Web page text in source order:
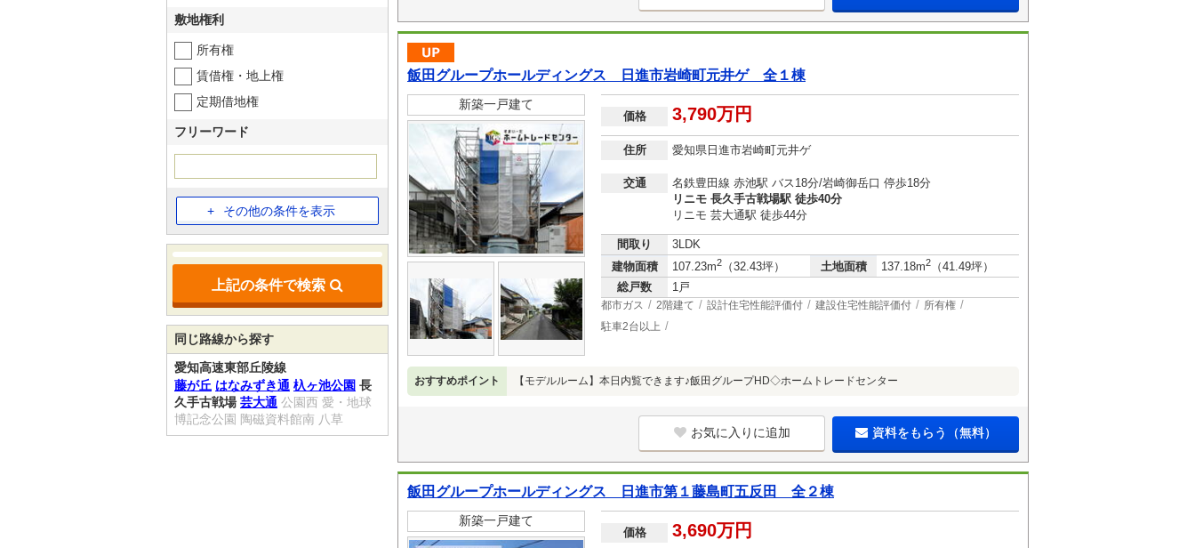
飯田グループホールディングス 日進市岩崎町元井ゲ 全１棟
新築一戸建て
価格 3,790万円
住所 愛知県日進市岩崎町元井ゲ
交通
名鉄豊田線 赤池駅 バス18分/岩崎御岳口 停歩18分
リニモ 長久手古戦場駅 徒歩40分
リニモ 芸大通駅 徒歩44分
間取り
3LDK
建物面積
107.23m2 （32.43坪） 土地面積 137.18m2
（41.49坪）
総戸数
1戸
都市ガス 2階建て 設計住宅性能評価付 建設住宅性能評価付
所有権
駐車2台以上
おすすめポイント 【モデルルーム】本日内覧できます♪飯田グループHD◇ホームトレードセンター
お気に入りに追加 資料をもらう（無料）
飯田グループホールディングス 日進市第１藤島町五反田 全２棟
新築一戸建て
価格 3,690万円
敷地権利
所有権
賃借権・地上権
定期借地権
フリーワード
その他の条件を表示
上記の条件で検索
同じ路線から探す
愛知高速東部丘陵線
藤が丘 はなみずき通 杁ヶ池公園 長
久手古戦場 芸大通 公園西 愛・地球
博記念公園 陶磁資料館南 八草